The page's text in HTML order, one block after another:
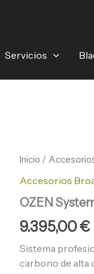
Servicios
Inicio /
Accesorios
OZEN
9.395,00€
Sistema
carbono de alta
OZEN
25CF1
cantidad